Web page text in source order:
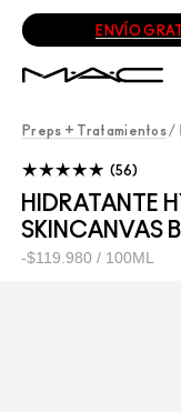
ENVÍO
Preps + Tratamientos /
HIDRATANTE
SKINCANVAS
$119.980 / 100ML
56